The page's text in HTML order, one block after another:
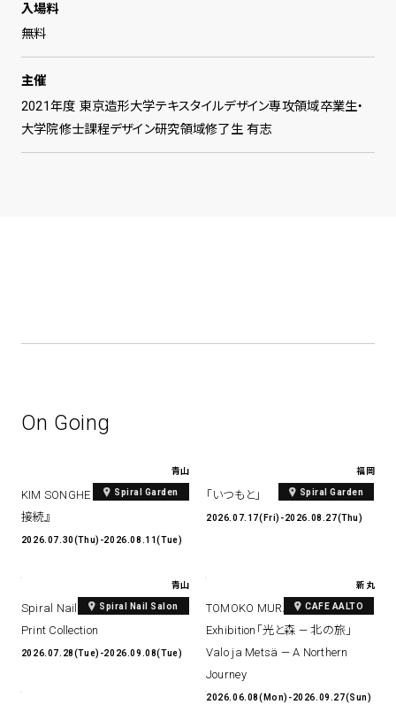
入場料
無料
主催
2021年度 東京造形大学テキスタイルデザイン専攻領域卒業生・
大学院修士課程デザイン研究領域修了生 有志
On Going
青山
Spiral Garden
KIM SONGHE EXHIBITION 『愛と
接続』
2026.07.30(Thu)-2026.08.11(Tue)
福岡
Spiral Garden
「いつもと」
2026.07.17(Fri)-2026.08.27(Thu)
青山
Spiral Nail Salon
Spiral Nail Salon Art #14 Spiral
Print Collection
2026.07.28(Tue)-2026.09.08(Tue)
新丸
CAFE AALTO
TOMOKO MURATA Solo
Exhibition「光と森 — 北の旅」
Valo ja Metsä — A Northern
Journey
2026.06.08(Mon)-2026.09.27(Sun)